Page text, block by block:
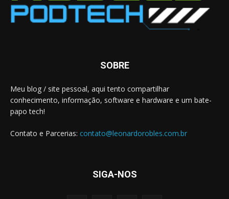
SOBRE
Meu blog / site pessoal, aqui tento compartilhar
conhecimento, informação, software e hardware e um bate-
papo tech!
Contato e Parcerias: contato@leonardorobles.com.br
SIGA-NOS